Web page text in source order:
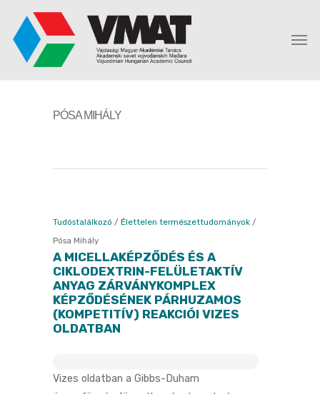
PÓSA MIHÁLY
Tudóstalálkozó / Élettelen természettudományok /
Pósa Mihály
A MICELLAKÉPZŐDÉS ÉS A
CIKLODEXTRIN-FELÜLETAKTÍV
ANYAG ZÁRVÁNYKOMPLEX
KÉPZŐDÉSÉNEK PÁRHUZAMOS
(KOMPETITÍV) REAKCIÓI VIZES
OLDATBAN
Vizes oldatban a Gibbs-Duham